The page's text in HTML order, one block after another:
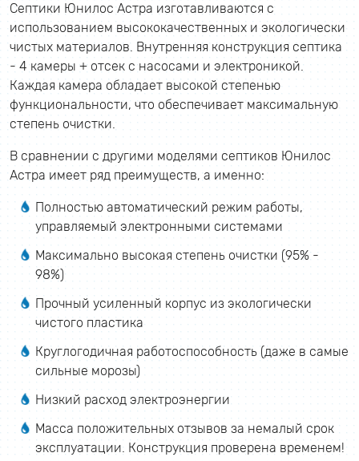
Септики Юнилос Астра изготавливаются с
использованием высококачественных и экологически
чистых материалов. Внутренняя конструкция септика
- 4 камеры + отсек с насосами и электроникой.
Каждая камера обладает высокой степенью
функциональности, что обеспечивает максимальную
степень очистки.
В сравнении с другими моделями септиков Юнилос
Астра имеет ряд преимуществ, а именно:
Полностью автоматический режим работы,
управляемый электронными системами
Максимально высокая степень очистки (95% -
98%)
Прочный усиленный корпус из экологически
чистого пластика
Круглогодичная работоспособность (даже в самые
сильные морозы)
Низкий расход электроэнергии
Масса положительных отзывов за немалый срок
эксплуатации. Конструкция проверена временем!